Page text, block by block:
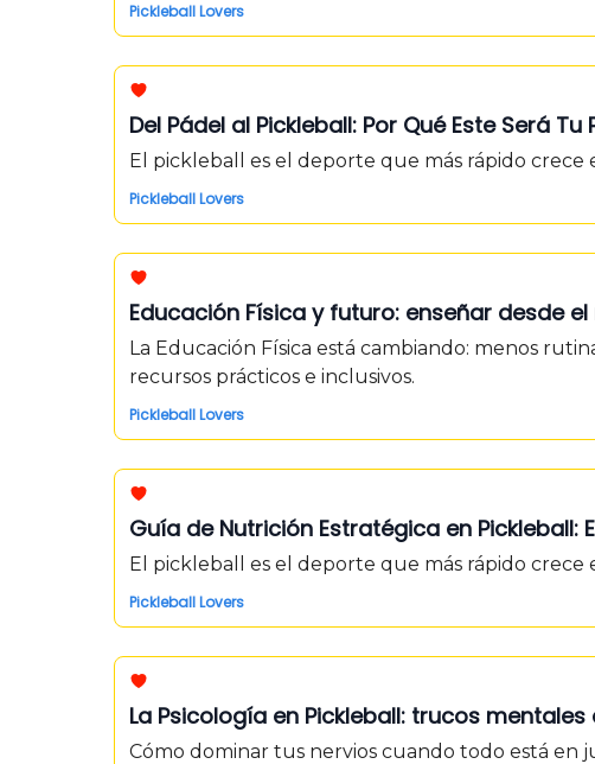
Pickleball Lovers
Del Pádel al Pickleball: Por Qué Este Será
El pickleball es el deporte que más rápido crece
Pickleball Lovers
Educación Física y futuro: enseñar desde
La Educación Física está cambiando: menos
recursos prácticos e inclusivos.
Pickleball Lovers
Guía de Nutrición Estratégica en
El pickleball es el deporte que más rápido crece
Pickleball Lovers
La Psicología en Pickleball: trucos
Cómo dominar tus nervios cuando todo está en